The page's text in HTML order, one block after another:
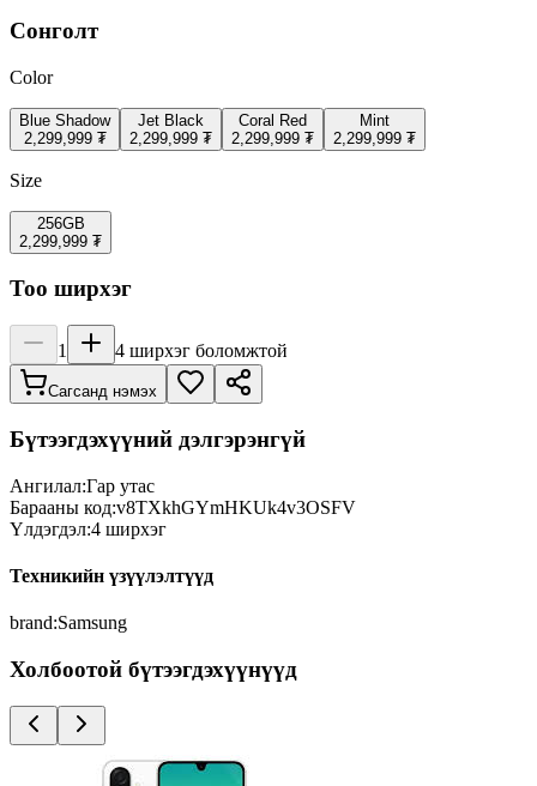
Сонголт
Color
Blue Shadow
2,299,999 ₮
Jet Black
2,299,999 ₮
Coral Red
2,299,999 ₮
Mint
2,299,999 ₮
Size
256GB
2,299,999 ₮
Тоо ширхэг
1 4 ширхэг боломжтой
Сагсанд нэмэх
Бүтээгдэхүүний дэлгэрэнгүй
Ангилал:Гар утас
Барааны код:v8TXkhGYmHKUk4v3OSFV
Үлдэгдэл:4 ширхэг
Техникийн үзүүлэлтүүд
brand:Samsung
Холбоотой бүтээгдэхүүнүүд